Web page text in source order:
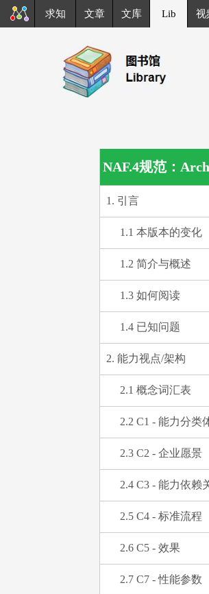
求知 文章 文库 Lib 视
NAF.4规范：
1. 引言
1.1 本版本的变化
1.2 简介与概述
1.3 如何阅读
1.4 已知问题
2. 能力视点/架构
2.1 概念词汇表
2.2 C1 - 能力分类
2.3 C2 - 企业愿景
2.4 C3 - 能力依赖
2.5 C4 - 标准流程
2.6 C5 - 效果
2.7 C7 - 性能参数